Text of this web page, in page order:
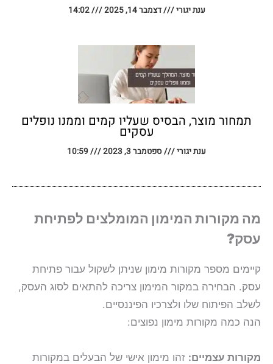
ענת יגורי דצמבר 14, 2025 14:02
תמחור מוצר, הבסיס שעליו קמים וממנו נופלים
עסקים
ענת יגורי ספטמבר 3, 2023
מה מקורות המימון המומלצים לפתיחת
עסק?
קיימים מספר מקורות מימון שניתן לשקול עבור פתיחת
עסק. הבחירה במקור המימון צריכה להתאים לסוג העסק,
לשלב הפיתוח שלו ולצרכיו הפיננסיים.
הנה כמה מקורות מימון נפוצים:
מקורות עצמיים: זהו מימון אישי של הבעלים במקורות